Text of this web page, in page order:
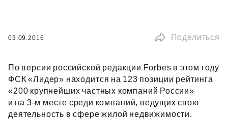
03.09.2016 Поделиться
По версии российской редакции Forbes в этом году
ФСК «Лидер» находится на 123 позиции рейтинга
«200 крупнейших частных компаний России»
и на 3‑м месте среди компаний, ведущих свою
деятельность в сфере жилой недвижимости.